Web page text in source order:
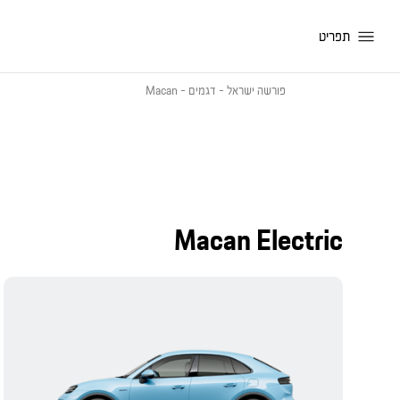
תפריט
פורשה ישראל- דגמים -
Macan
Macan Electric